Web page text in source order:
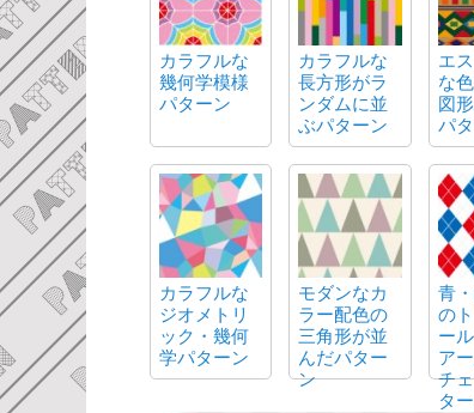
カラフルな
幾何学模様
パターン
カラフルな
長方形がラ
ンダムに並
ぶパターン
エ
な
図
パ
カラフルな
ジオメトリ
ック・幾何
学パターン
モダンなカ
ラー配色の
三角形が並
んだパター
ン
青
の
ー
ア
チ
タ